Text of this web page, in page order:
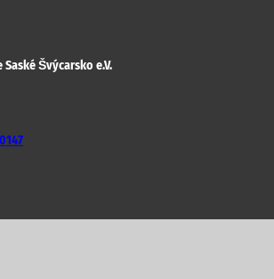
Švýcarsko e.V.